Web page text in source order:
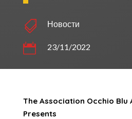
 Новости
 23/11/2022
The Association Occhio Blu
Presents